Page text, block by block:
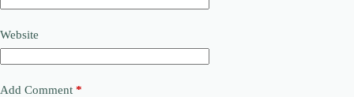
Website
Add Comment *